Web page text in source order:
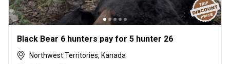
Black Bear 6 hunters pay for 5 hunter 26
Northwest Territories, Kanada